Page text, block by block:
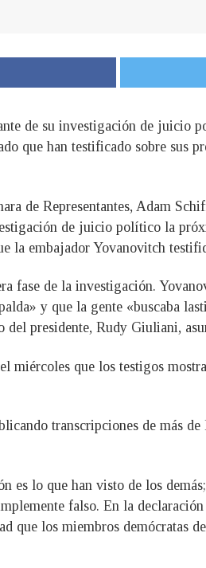
de su investigación de juicio
que han testificado sobre sus
de Representantes, Adam
de juicio político la
embajador Yovanovitch
fase de la investigación.
y que la gente «buscaba
del presidente, Rudy Giuliani,
que los testigos
transcripciones de más de
es lo que han visto de los
falso. En la
que los miembros demócratas